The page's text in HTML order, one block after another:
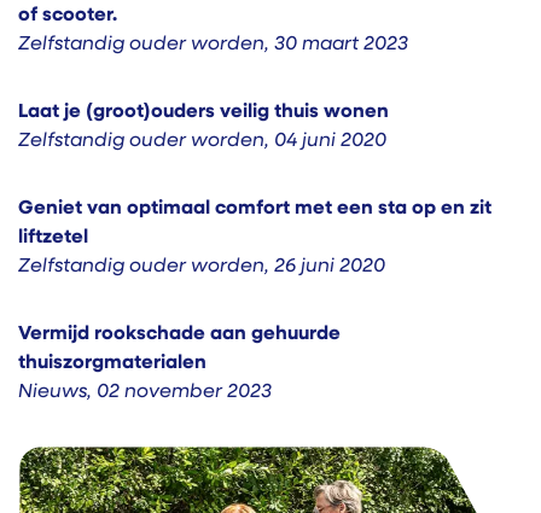
of scooter.
Zelfstandig ouder worden, 30 maart 2023
Laat je (groot)ouders veilig thuis wonen
Zelfstandig ouder worden, 04 juni 2020
Geniet van optimaal comfort met een sta op en zit
liftzetel
Zelfstandig ouder worden, 26 juni 2020
Vermijd rookschade aan gehuurde
thuiszorgmaterialen
Nieuws, 02 november 2023